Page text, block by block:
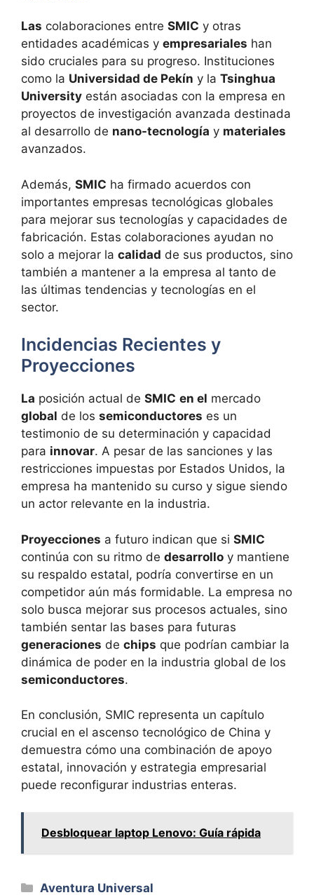
Las colaboraciones entre SMIC y otras
entidades académicas y empresariales han
sido cruciales para su progreso. Instituciones
como la Universidad de Pekín y la Tsinghua
University están asociadas con la empresa en
proyectos de investigación avanzada destinada
al desarrollo de nano-tecnología y materiales
avanzados.
Además, SMIC ha firmado acuerdos con
importantes empresas tecnológicas globales
para mejorar sus tecnologías y capacidades de
fabricación. Estas colaboraciones ayudan no
solo a mejorar la calidad de sus productos, sino
también a mantener a la empresa al tanto de
las últimas tendencias y tecnologías en el
sector.
Incidencias Recientes y
Proyecciones
La posición actual de SMIC en el mercado
global de los semiconductores es un
testimonio de su determinación y capacidad
para innovar. A pesar de las sanciones y las
restricciones impuestas por Estados Unidos, la
empresa ha mantenido su curso y sigue siendo
un actor relevante en la industria.
Proyecciones a futuro indican que si SMIC
continúa con su ritmo de desarrollo y mantiene
su respaldo estatal, podría convertirse en un
competidor aún más formidable. La empresa no
solo busca mejorar sus procesos actuales, sino
también sentar las bases para futuras
generaciones de chips que podrían cambiar la
dinámica de poder en la industria global de los
semiconductores.
En conclusión, SMIC representa un capítulo
crucial en el ascenso tecnológico de China y
demuestra cómo una combinación de apoyo
estatal, innovación y estrategia empresarial
puede reconfigurar industrias enteras.
Desbloquear laptop Lenovo: Guía rápida
Categorías
Aventura Universal